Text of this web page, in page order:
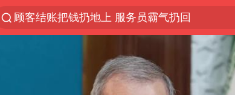
顾客结账把钱扔地上 服务员霸气扔回
探寻“技能+”促就业创业新路
美国退回1000亿美元关税
山东财大教授刘海明逝世 终年38岁